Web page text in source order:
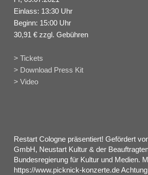
Einlass: 13:30 Uhr
Beginn: 15:00 Uhr
30,91 € zzgl. Gebühren
> Tickets
> Download Press Kit
> Video
Restart Cologne präsentiert! Gefördert
GmbH, Neustart Kultur & der
Bundesregierung für Kultur und Medien.
https://www.picknick-konzerte.de